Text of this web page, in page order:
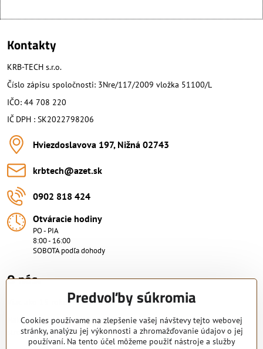
Kontakty
KRB-TECH s.r.o.
Číslo zápisu spoločnosti: 3Nre/117/2009 vložka 51100/L
IČO: 44 708 220
IČ DPH : SK2022798206
Hviezdoslavova 197, Nižná 02743
krbtech​@azet​.sk
0902 818 424
Otváracie hodiny
PO - PIA
8:00 - 16:00
SOBOTA podľa dohody
O nás.
Viac ako 15 rokov skúsenosti.
Nakupujte od overeného predajcu s certifikovaným servisným
strediskom. KRB-TECH s.r.o.
Predvoľby súkromia
Cookies používame na zlepšenie vašej návštevy tejto webovej
stránky, analýzu jej výkonnosti a zhromažďovanie údajov o jej
používaní. Na tento účel môžeme použiť nástroje a služby